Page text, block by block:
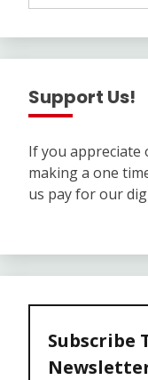
Support Us!
If you appreciate
making a one
us pay for our
Subscribe